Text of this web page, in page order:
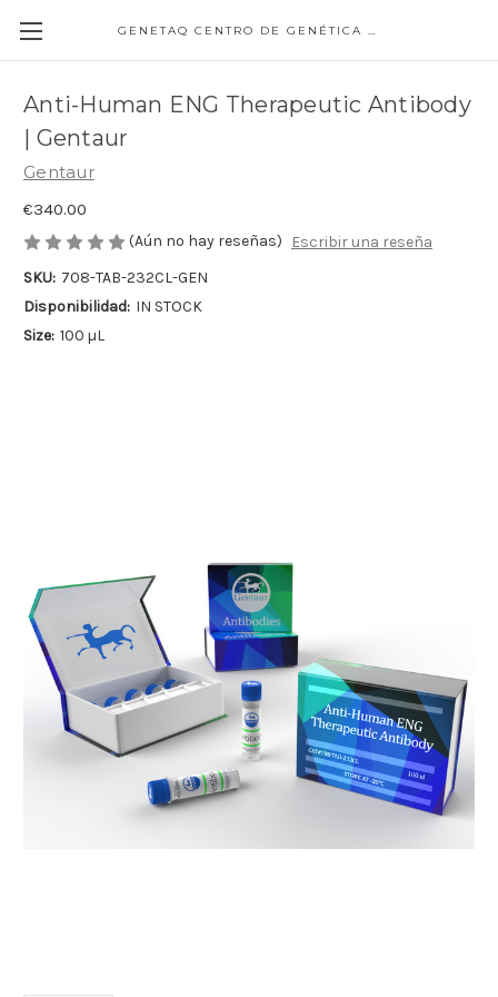
GENETAQ CENTRO DE GENÉTICA MOLECULAR
Anti-Human ENG Therapeutic Antibody
| Gentaur
Gentaur
€340.00
(Aún no hay reseñas)
Escribir una reseña
SKU: 708-TAB-232CL-GEN
Disponibilidad: IN STOCK
Size: 100 µL